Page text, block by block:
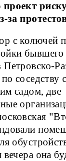
за
с колючей
бывшего
Петровско-
по
садом, две
она